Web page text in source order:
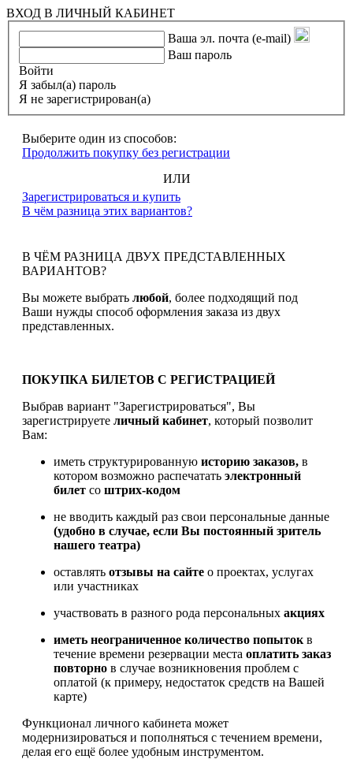
ВХОД В ЛИЧНЫЙ КАБИНЕТ
Ваша эл. почта (e-mail)
Ваш пароль
Войти
Я забыл(а) пароль
Я не зарегистрирован(а)
Выберите один из способов:
Продолжить покупку без регистрации
ИЛИ
Зарегистрироваться и купить
В чём разница этих вариантов?
В ЧЁМ РАЗНИЦА ДВУХ ПРЕДСТАВЛЕННЫХ
ВАРИАНТОВ?
Вы можете выбрать любой, более подходящий под
Ваши нужды способ оформления заказа из двух
представленных.
ПОКУПКА БИЛЕТОВ С РЕГИСТРАЦИЕЙ
Выбрав вариант "Зарегистрироваться", Вы
зарегистрируете личный кабинет, который позволит
Вам:
иметь структурированную историю заказов, в
котором возможно распечатать электронный
билет со штрих-кодом
не вводить каждый раз свои персональные данные
(удобно в случае, если Вы постоянный зритель
нашего театра)
оставлять отзывы на сайте о проектах, услугах
или участниках
участвовать в разного рода персональных акциях
иметь неограниченное количество попыток в
течение времени резервации места оплатить заказ
повторно в случае возникновения проблем с
оплатой (к примеру, недостаток средств на Вашей
карте)
Функционал личного кабинета может
модернизироваться и пополняться с течением времени,
делая его ещё более удобным инструментом.